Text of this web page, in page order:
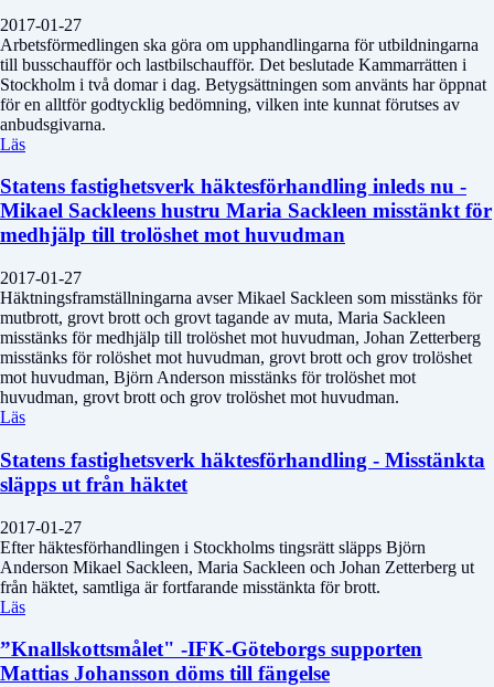
2017-01-27
Arbetsförmedlingen ska göra om upphandlingarna för utbildningarna
till busschaufför och lastbilschaufför. Det beslutade Kammarrätten i
Stockholm i två domar i dag. Betygsättningen som använts har öppnat
för en alltför godtycklig bedömning, vilken inte kunnat förutses av
anbudsgivarna.
Läs
Statens fastighetsverk häktesförhandling inleds nu -
Mikael Sackleens hustru Maria Sackleen misstänkt för
medhjälp till trolöshet mot huvudman
2017-01-27
Häktningsframställningarna avser Mikael Sackleen som misstänks för
mutbrott, grovt brott och grovt tagande av muta, Maria Sackleen
misstänks för medhjälp till trolöshet mot huvudman, Johan Zetterberg
misstänks för rolöshet mot huvudman, grovt brott och grov trolöshet
mot huvudman, Björn Anderson misstänks för trolöshet mot
huvudman, grovt brott och grov trolöshet mot huvudman.
Läs
Statens fastighetsverk häktesförhandling - Misstänkta
släpps ut från häktet
2017-01-27
Efter häktesförhandlingen i Stockholms tingsrätt släpps Björn
Anderson Mikael Sackleen, Maria Sackleen och Johan Zetterberg ut
från häktet, samtliga är fortfarande misstänkta för brott.
Läs
”Knallskottsmålet" -IFK-Göteborgs supporten
Mattias Johansson döms till fängelse